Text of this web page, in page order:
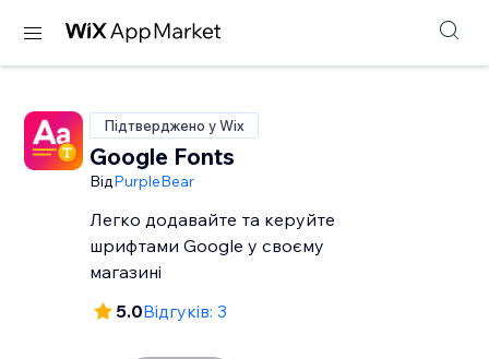
Підтверджено у Wix
Google Fonts
ВідPurpleBear
Легко додавайте та керуйте
шрифтами Google у своєму
магазині
5.0Відгуків: 3